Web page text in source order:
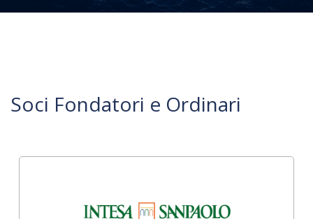
Soci Fondatori e Ordinari